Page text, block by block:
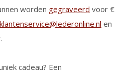
worden gegraveerd voor €
klantenservice@lederonline.nl en
cadeau? Een